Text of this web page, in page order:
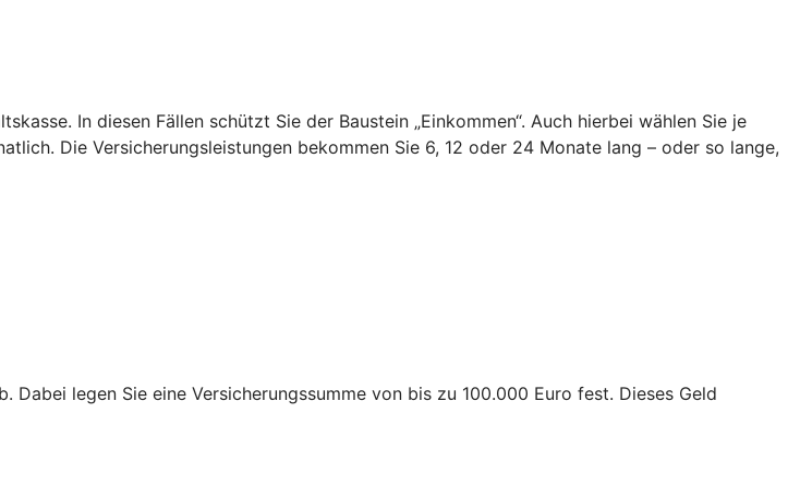
In diesen Fällen schützt Sie der Baustein „Einkommen“. Auch hierbei wählen Sie je
Die Versicherungsleistungen bekommen Sie 6, 12 oder 24 Monate lang – oder so lange,
Dabei legen Sie eine Versicherungssumme von bis zu 100.000 Euro fest. Dieses Geld